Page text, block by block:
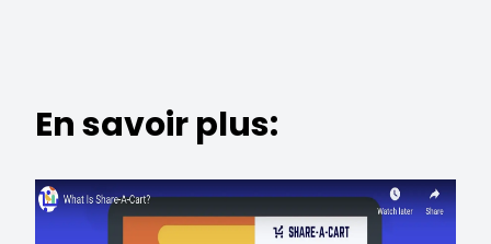
En savoir plus: